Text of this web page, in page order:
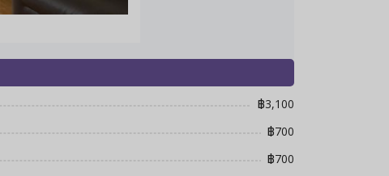
฿3,100
฿700
฿700